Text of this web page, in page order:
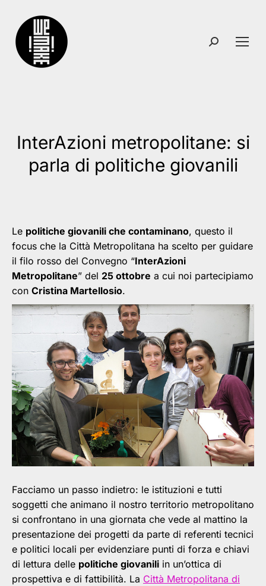
Search:
InterAzioni metropolitane: si
parla di politiche giovanili
You are here:
Le politiche giovanili che contaminano, questo il
focus che la Città Metropolitana ha scelto per guidare
il filo rosso del Convegno “InterAzioni
Metropolitane” del 25 ottobre a cui noi partecipiamo
con Cristina Martellosio.
Facciamo un passo indietro: le istituzioni e tutti
soggetti che animano il nostro territorio metropolitano
si confrontano in una giornata che vede al mattino la
presentazione dei progetti da parte di referenti tecnici
e politici locali per evidenziare punti di forza e chiavi
di lettura delle politiche giovanili in un’ottica di
prospettiva e di fattibilità. La Città Metropolitana di